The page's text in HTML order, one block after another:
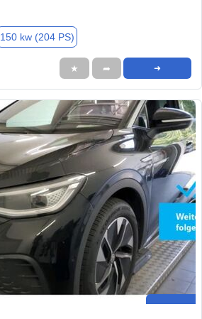
150 kw (204 PS)
★ ➦ ➜